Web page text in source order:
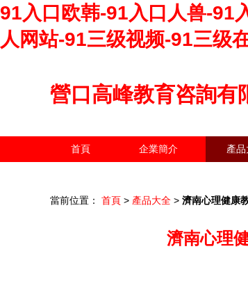
91入口欧韩-91入口人兽-91
人网站-91三级视频-91三级
營口高峰教育咨詢有
首頁 企業簡介 產
當前位置： 首頁 > 產品大全 > 濟南心理健康
濟南心理